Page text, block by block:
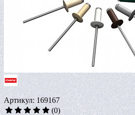
Артикул: 169167
(0)